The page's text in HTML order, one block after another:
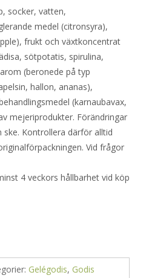
socker, vatten,
medel (citronsyra),
frukt och växtkoncentrat
sötpotatis, spirulina,
(beronede på typ
hallon, ananas),
(karnaubavax,
mejeriprodukter. Förändringar
ske. Kontrollera därför alltid
Vid frågor
4 veckors hållbarhet vid köp
Gelégodis, Godis